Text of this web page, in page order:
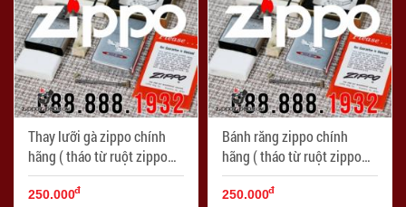
Thay lưỡi gà zippo chính
hãng ( tháo từ ruột zippo
chính hãng ) - Mã SP:
LKZ002
250.000đ
Bánh răng zippo chính
hãng ( tháo từ ruột zippo
chính hãng ) - Mã SP:
LKZ001
250.000đ